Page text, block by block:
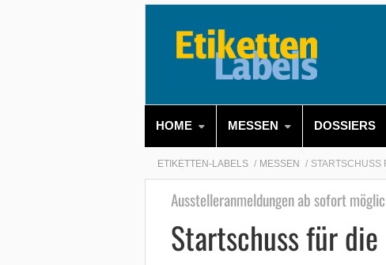
HOME MESSEN DOSSIERS
ETIKETTEN-LABELS MESSEN STARTSCHUSS
Ausstelleranmeldungen ab sofort
Startschuss für